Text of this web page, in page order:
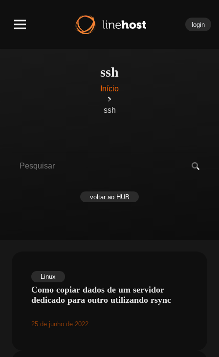
login
ssh
Início
ssh
voltar ao HUB
Linux
Como copiar dados de um servidor
dedicado para outro utilizando rsync
25 de junho de 2022